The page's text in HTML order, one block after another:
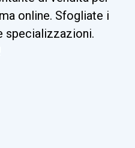
online. Sfogliate i
specializzazioni.